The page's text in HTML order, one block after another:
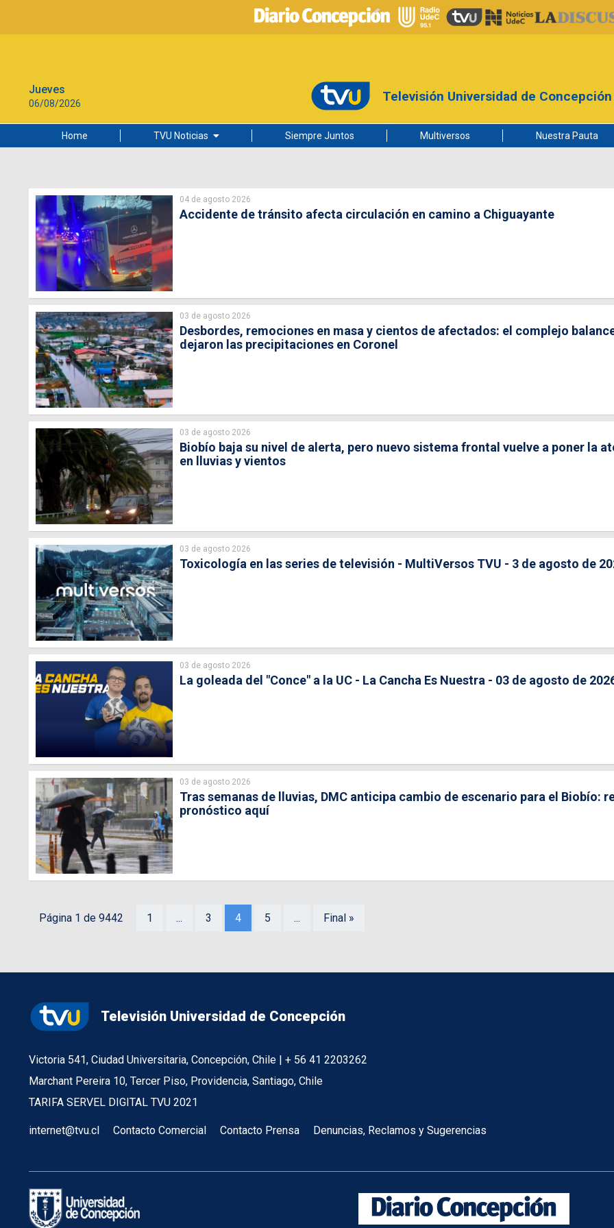
Jueves
06/08/2026 Televisión Universidad de Concepción
Home TVU Noticias
Ciudad
Cultura
Universidad de Concepción
Siempre Juntos Multiversos Nuestra Pauta
04 de agosto 2026
Accidente de tránsito afecta circulación en camino a Chiguayante
03 de agosto 2026
Desbordes, remociones en masa y cientos de afectados: el complejo
dejaron las precipitaciones en Coronel
03 de agosto 2026
Biobío baja su nivel de alerta, pero nuevo sistema frontal vuelve a poner la
en lluvias y vientos
03 de agosto 2026
Toxicología en las series de televisión - MultiVersos TVU - 3 de agosto de
03 de agosto 2026
La goleada del "Conce" a la UC - La Cancha Es Nuestra - 03 de agosto de
03 de agosto 2026
Tras semanas de lluvias, DMC anticipa cambio de escenario para el Biobío:
pronóstico aquí
Página 1 de 9442 1 ... 3 4 5 ... Final »
Televisión Universidad de Concepción
Victoria 541, Ciudad Universitaria, Concepción, Chile | + 56 41 2203262
Marchant Pereira 10, Tercer Piso, Providencia, Santiago, Chile
TARIFA SERVEL DIGITAL TVU 2021
internet@tvu.cl Contacto Comercial Contacto Prensa Denuncias, Reclamos y Sugerencias